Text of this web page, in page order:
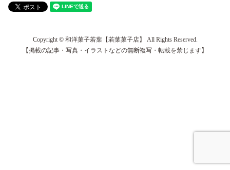
Copyright © 和洋菓子若葉【若葉菓子店】 All Rights Reserved.
【掲載の記事・写真・イラストなどの無断複写・転載を禁じます】